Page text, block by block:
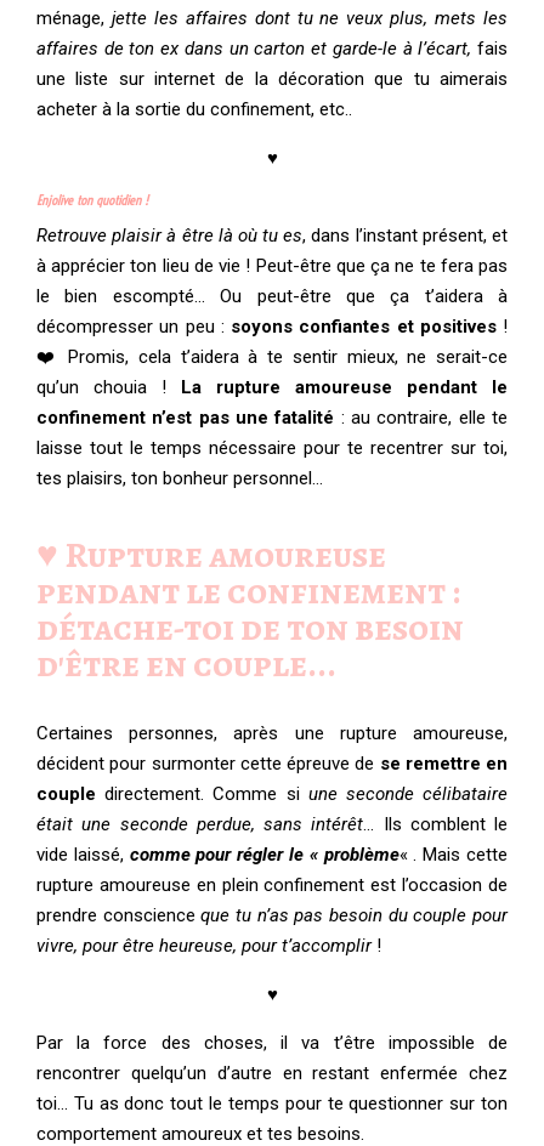
ménage, jette les affaires dont tu ne veux plus, mets les
affaires de ton ex dans un carton et garde-le à l’écart, fais
une liste sur internet de la décoration que tu aimerais
acheter à la sortie du confinement, etc..
♥
Enjolive ton quotidien !
Retrouve plaisir à être là où tu es, dans l’instant présent, et
à apprécier ton lieu de vie ! Peut-être que ça ne te fera pas
le bien escompté… Ou peut-être que ça t’aidera à
décompresser un peu : soyons confiantes et positives!
❤️ Promis, cela t’aidera à te sentir mieux, ne serait-ce
qu’un chouia ! La rupture amoureuse pendant le
confinement n’est pas une fatalité : au contraire, elle te
laisse tout le temps nécessaire pour te recentrer sur toi,
tes plaisirs, ton bonheur personnel…
♥️ Rupture amoureuse
pendant le confinement :
détache-toi de ton besoin
d'être en couple...
Certaines personnes, après une rupture amoureuse,
décident pour surmonter cette épreuve de se remettre en
couple directement. Comme si une seconde célibataire
était une seconde perdue, sans intérêt… Ils comblent le
vide laissé, comme pour régler le « problème« . Mais cette
rupture amoureuse en plein confinement est l’occasion de
prendre conscienceque tu n’as pas besoin du couple pour
vivre, pour être heureuse, pour t’accomplir!
♥
Par la force des choses, il va t’être impossible de
rencontrer quelqu’un d’autre en restant enfermée chez
toi… Tu as donc tout le temps pour te questionner sur ton
comportement amoureux et tes besoins.